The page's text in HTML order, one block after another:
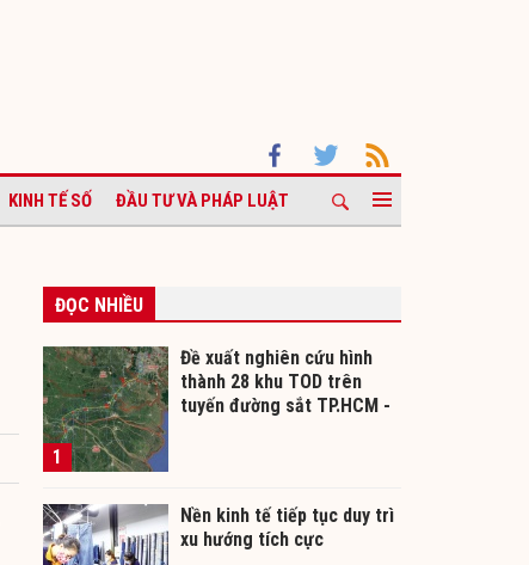
KINH TẾ SỐ ĐẦU TƯ VÀ PHÁP LUẬT
ĐỌC NHIỀU
1
Đề xuất nghiên cứu hình
thành 28 khu TOD trên
tuyến đường sắt TP.HCM -
Nền kinh tế tiếp tục duy trì
xu hướng tích cực